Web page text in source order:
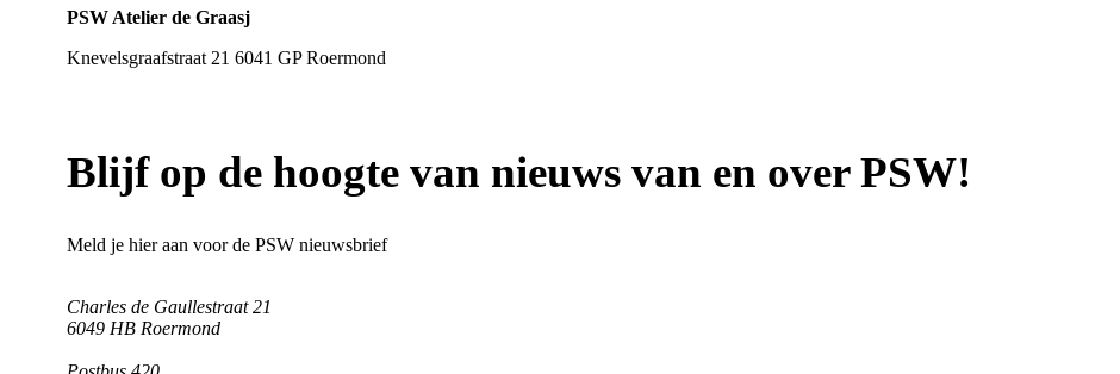
PSW Atelier de Graasj
Knevelsgraafstraat 21 6041 GP Roermond
Blijf op de hoogte van nieuws van en over PSW!
Meld je hier aan voor de PSW nieuwsbrief
Charles de Gaullestraat 21
6049 HB Roermond